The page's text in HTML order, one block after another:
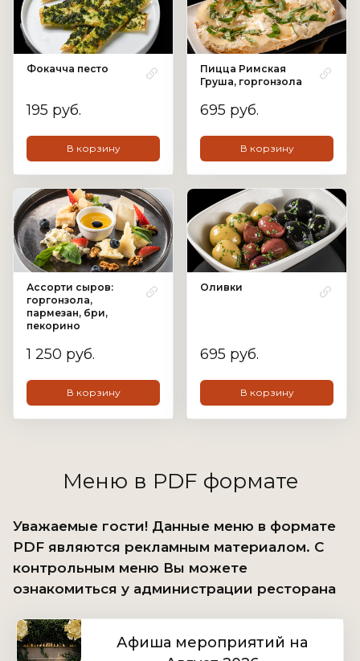
Фокачча песто
195 руб.
В корзину
Пицца Римская
Груша, горгонзола
695 руб.
В корзину
Ассорти сыров:
горгонзола,
пармезан, бри,
пекорино
1 250 руб.
В корзину
Оливки
695 руб.
В корзину
Меню в PDF формате
Уважаемые гости! Данные меню в формате
PDF являются рекламным материалом. С
контрольным меню Вы можете
ознакомиться у администрации ресторана
Афиша мероприятий на